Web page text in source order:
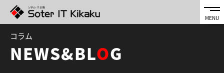
コラム
NEWS&BLOG